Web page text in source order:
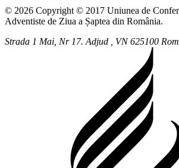
© 2026 Copyright © 2017 Uniunea de
Adventiste de Ziua a Șaptea din România.
Strada 1 Mai, Nr 17.Adjud , VN 625100